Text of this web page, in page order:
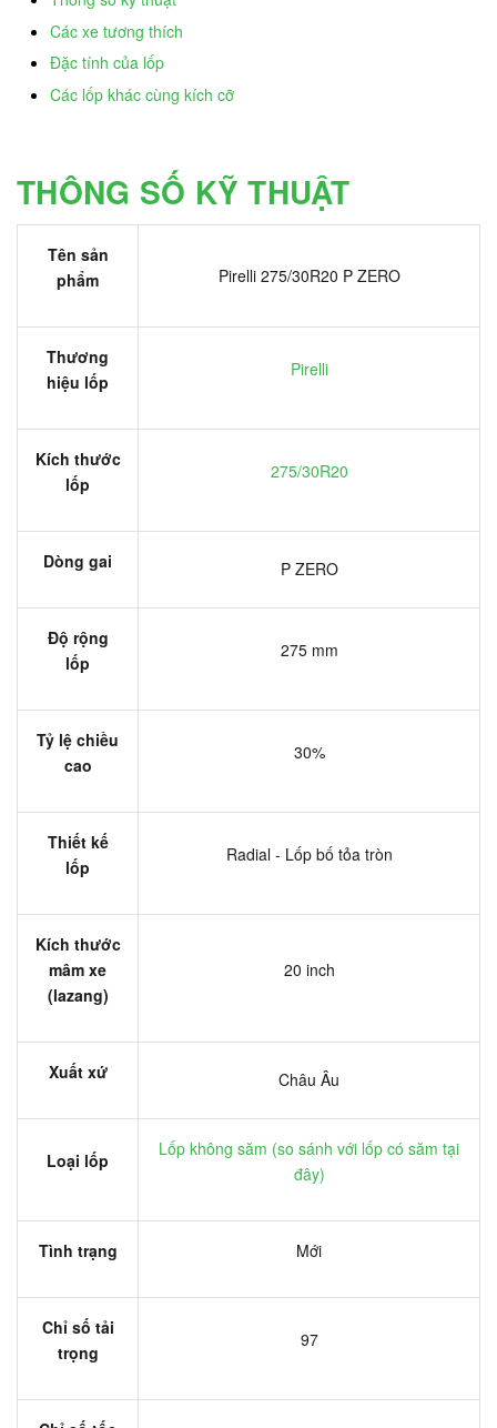
Các xe tương thích
Đặc tính của lốp
Các lốp khác cùng kích cỡ
THÔNG SỐ KỸ THUẬT
Tên sản
phẩm
Pirelli 275/30R20 P ZERO
Thương
hiệu lốp
Pirelli
Kích thước
lốp
275/30R20
Dòng gai P ZERO
Độ rộng
lốp
275 mm
Tỷ lệ chiều
cao
30%
Thiết kế
lốp
Radial - Lốp bố tỏa tròn
Kích thước
mâm xe
(lazang)
20 inch
Xuất xứ Châu Âu
Loại lốp
Lốp không săm (so sánh với lốp có săm tại
đây)
Tình trạng Mới
Chỉ số tải
trọng
97